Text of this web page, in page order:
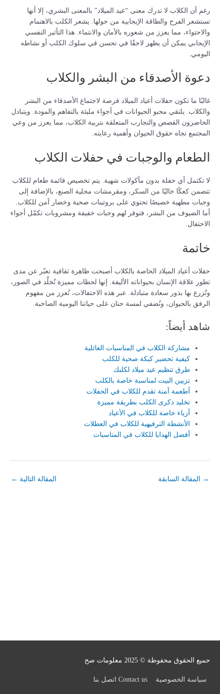
رغم أن الكلاب لا تدرك معنى “عيد الميلاد” بالمعنى البشري، إلا أنها
تستشعر الفرح والطاقة الإيجابية من حولها. يشعر الكلب بالاهتمام
والاحتواء، مما يعزز من شعوره بالأمان والانتماء. هذا التأثير النفسي
الإيجابي يمكن أن يظهر لاحقًا في تحسن في سلوك الكلب أو نشاطه
اليومي.
دعوة الأصدقاء من البشر والكلاب
غالبًا ما تكون حفلات أعياد الميلاد فرصة لاجتماع الأصدقاء من البشر
والكلاب. يلتقي محبو الحيوانات في أجواء مليئة بالتفاهم والمودة. ويتبادل
الحاضرون القصص والتجارب المتعلقة بتربية الكلاب، مما يعزز من وعي
المجتمع تجاه حقوق الحيوان وأهمية رعايته.
الطعام والوجبات في حفلات الكلاب
لا تكتمل أي حفلة بدون مأكولات شهية. يتم تخصيص قائمة طعام للكلاب
تتضمن كعكًا خاليًا من السكر، ومقرمشات محلية الصنع، بالإضافة إلى
وجبات مطهية خصيصًا تحتوي على بروتينات صحية وخضار آمن للكلاب.
أما الضيوف من البشر، فتوفر لهم وجبات خفيفة ومشروبات تكمّل أجواء
الاحتفال.
خاتمة
حفلات أعياد الميلاد الخاصة بالكلاب أصبحت ظاهرة ثقافية تعبّر عن مدى
تطور علاقة الإنسان بحيواناته الأليفة. إنها لحظات مميزة تُخلَّد في الصور،
وتُزرع بها بذور سعادة متبادلة. عبر هذه الاحتفالات، نُعزز من مفهوم
الرفق بالحيوان، ونُضفي لمسة حنان على حياتنا اليومية الصاخبة.
شاهد أيضاً:
مشاركة الكلاب في المناسبات العائلية
كيفية تحضير كيكة صحية للكلب
طرق تنظيم عيد ميلاد لكلبك
تزيين البيت لمناسبة خاصة بالكلب
أطعمة آمنة تقدم للكلاب في الحفلات
تخليد ذكرى الكلب بطريقة مميزة
أزياء خاصة للكلاب في الأعياد
الأنشطة الترفيهية للكلاب في العطلات
أفضل الهدايا للكلاب في المناسبات
→ المقالة السابقة المقالة التالية ←
حميع الحقوق محفوظة © 2025 معلومات صح
سياسة الخصوصية Contact us اتصل بنا